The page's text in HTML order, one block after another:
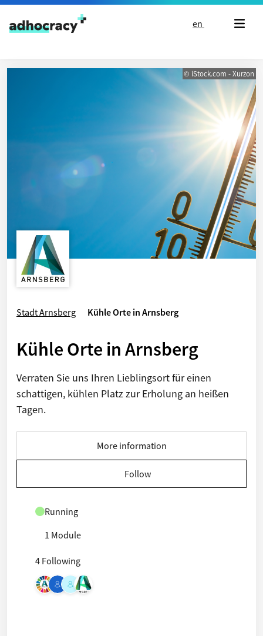
Skip to content
en
© iStock.com - Xurzon
Stadt Arnsberg Kühle Orte in Arnsberg
Kühle Orte in Arnsberg
Verraten Sie uns Ihren Lieblingsort für einen
schattigen, kühlen Platz zur Erholung an heißen
Tagen.
More information
Follow
Running
1 Module
4 Following